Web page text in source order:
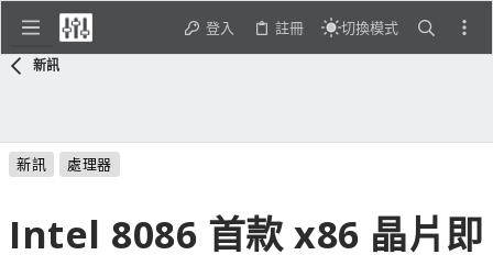
登入 註冊 切換模式
新訊
新訊 處理器
Intel 8086 首款 x86 晶片即